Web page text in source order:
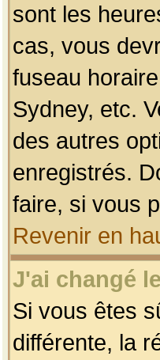
sont les
cas, vous
fuseau
Sydney, etc.
des autres
enregistrés.
faire, si vous
Revenir en
J'ai changé
Si vous êtes
différente, la